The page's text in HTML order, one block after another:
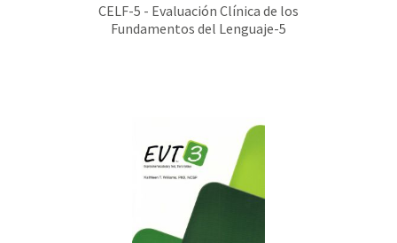
CELF-5 - Evaluación Clínica de los
Fundamentos del Lenguaje-5